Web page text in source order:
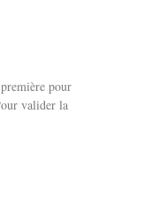
pour
valider la